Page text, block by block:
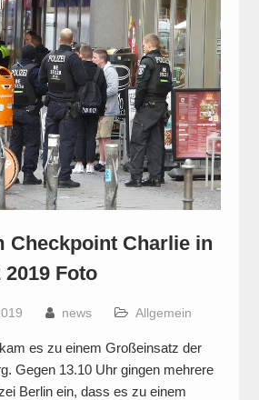
Checkpoint Charlie in
Foto
news Allgemein
es zu einem Großeinsatz der
Gegen 13.10 Uhr gingen mehrere
Berlin ein, dass es zu einem